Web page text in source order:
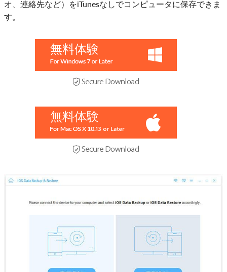
オ、連絡先など）をiTunesなしでコンピュータに保存できま
す。
無料体験
無料体験